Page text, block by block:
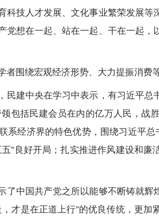
技人才发展、文化事业繁荣发展
想在一起、站在一起、干在一起
绕宏观经济形势、大力提振消费等
建中央在学习中表示，有习近平总
包括民建会员在内的亿万人民，战
经济界的特色优势，围绕习近平总
”良好开局；扎实推进作风建设和
中国共产党之所以能够不断铸就辉
才是在正道上行”的优良传统，更